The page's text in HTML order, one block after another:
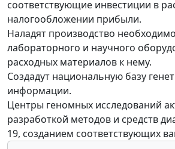
соответствующие инвестиции в
налогообложении прибыли.
Наладят производство
лабораторного и научного
расходных материалов к нему.
Создадут национальную базу
информации.
Центры геномных исследований
разработкой методов и средств
19, созданием соответствующих